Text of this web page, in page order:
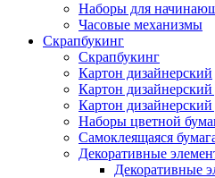
Наборы для
Часовые механизмы
Скрапбукинг
Скрапбукинг
Картон дизайнерский
Картон
Картон
Наборы цветной
Самоклеящаяся
Декоративные
Декоративные